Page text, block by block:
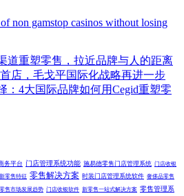
non gamstop casinos without losing
道重塑零售，拉近品牌与人的距离
店，毛戈平国际化战略再进一步
：4大国际品牌如何用Cegid重塑零
务平台 门店管理系统功能 施易德零售门店管理系统 门店收银
新零售特征 零售解决方案 时装门店管理系统软件 奢侈品零售
零售市场发展趋势 门店收银软件 新零售一站式解决方案 零售管理系